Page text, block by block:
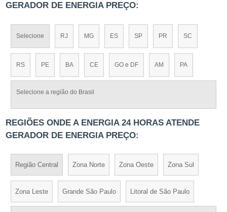
GERADOR DE ENERGIA PREÇO:
Selecione RJ MG ES SP PR SC
RS PE BA CE GO e DF AM PA
Selecione a região do Brasil
REGIÕES ONDE A ENERGIA 24 HORAS ATENDE
GERADOR DE ENERGIA PREÇO:
Região Central Zona Norte Zona Oeste Zona Sul
Zona Leste Grande São Paulo Litoral de São Paulo